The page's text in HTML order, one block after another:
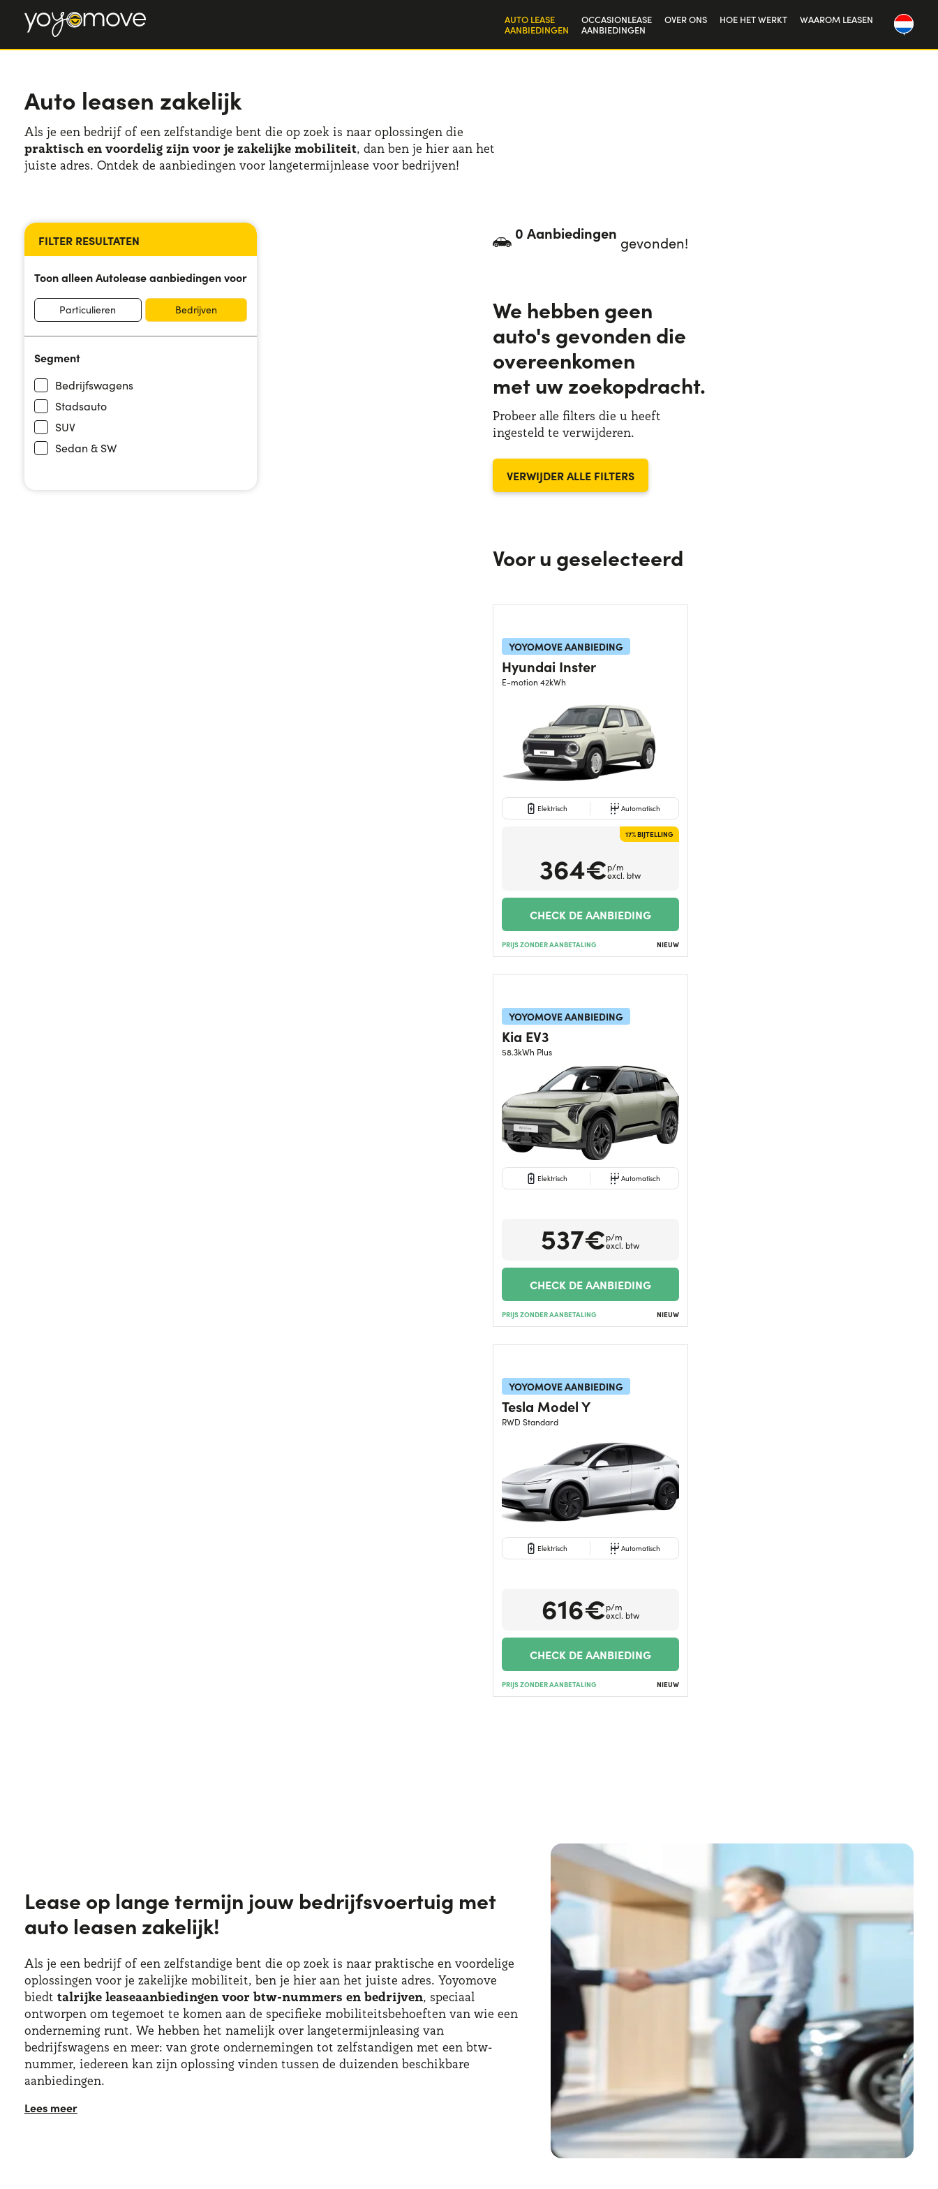
AUTO LEASE
AANBIEDINGEN
OCCASIONLEASE
AANBIEDINGEN
OVER ONS HOE HET WERKT WAAROM LEASEN
Auto leasen zakelijk
Als je een bedrijf of een zelfstandige bent die op zoek is naar oplossingen die
praktisch en voordelig zijn voor je zakelijke mobiliteit, dan ben je hier aan het
juiste adres. Ontdek de aanbiedingen voor langetermijnlease voor bedrijven!
Geselecteerde filters
Geselecteerde filters
Toon alleen Autolease aanbiedingen voor
Particulieren Bedrijven
Segment
Bedrijfswagens
Stadsauto
SUV
Sedan & SW
0 Aanbiedingen gevonden!
We hebben geen
auto's gevonden die
overeenkomen
met uw zoekopdracht.
Probeer alle filters die u heeft
ingesteld te verwijderen.
VERWIJDER ALLE FILTERS
Voor u geselecteerd
YOYOMOVE AANBIEDING
Hyundai Inster
E-motion 42kWh
Elektrisch Automatisch
17% BIJTELLING
364€p/m
excl. btw
CHECK DE AANBIEDING
PRIJS ZONDER AANBETALING NIEUW
YOYOMOVE AANBIEDING
Kia EV3
58.3kWh Plus
Elektrisch Automatisch
537€p/m
excl. btw
CHECK DE AANBIEDING
PRIJS ZONDER AANBETALING NIEUW
YOYOMOVE AANBIEDING
Tesla Model Y
RWD Standard
Elektrisch Automatisch
616€p/m
excl. btw
CHECK DE AANBIEDING
PRIJS ZONDER AANBETALING NIEUW
Lease op lange termijn jouw bedrijfsvoertuig met
auto leasen zakelijk!
Als je een bedrijf of een zelfstandige bent die op zoek is naar praktische en voordelige
oplossingen voor je zakelijke mobiliteit, ben je hier aan het juiste adres. Yoyomove
biedt talrijke leaseaanbiedingen voor btw-nummers en bedrijven, speciaal
ontworpen om tegemoet te komen aan de specifieke mobiliteitsbehoeften van wie een
onderneming runt. We hebben het namelijk over langetermijnleasing van
bedrijfswagens en meer: van grote ondernemingen tot zelfstandigen met een btw-
nummer, iedereen kan zijn oplossing vinden tussen de duizenden beschikbare
aanbiedingen.
De redenen waarom steeds meer bedrijven en zelfstandigen met een btw-nummer voor